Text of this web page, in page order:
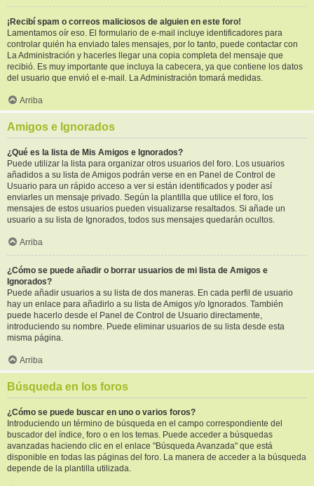
¡Recibí spam o correos maliciosos de alguien en este foro!
Lamentamos oír eso. El formulario de e-mail incluye identificadores para
controlar quién ha enviado tales mensajes, por lo tanto, puede contactar con
La Administración y hacerles llegar una copia completa del mensaje que
recibió. Es muy importante que incluya la cabecera, ya que contiene los datos
del usuario que envió el e-mail. La Administración tomará medidas.
Arriba
Amigos e Ignorados
¿Qué es la lista de Mis Amigos e Ignorados?
Puede utilizar la lista para organizar otros usuarios del foro. Los usuarios
añadidos a su lista de Amigos podrán verse en en Panel de Control de
Usuario para un rápido acceso a ver si están identificados y poder así
enviarles un mensaje privado. Según la plantilla que utilice el foro, los
mensajes de estos usuarios pueden visualizarse resaltados. Si añade un
usuario a su lista de Ignorados, todos sus mensajes quedarán ocultos.
Arriba
¿Cómo se puede añadir o borrar usuarios de mi lista de Amigos e
Ignorados?
Puede añadir usuarios a su lista de dos maneras. En cada perfil de usuario
hay un enlace para añadirlo a su lista de Amigos y/o Ignorados. También
puede hacerlo desde el Panel de Control de Usuario directamente,
introduciendo su nombre. Puede eliminar usuarios de su lista desde esta
misma página.
Arriba
Búsqueda en los foros
¿Cómo se puede buscar en uno o varios foros?
Introduciendo un término de búsqueda en el campo correspondiente del
buscador del índice, foro o en los temas. Puede acceder a búsquedas
avanzadas haciendo clic en el enlace "Búsqueda Avanzada" que está
disponible en todas las páginas del foro. La manera de acceder a la búsqueda
depende de la plantilla utilizada.